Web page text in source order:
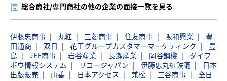
総合商社/専門商社の他の企業の面接一覧を見る
伊藤忠商事 丸紅 三菱商事 住友商事 阪和興業
豊
田通商
双日 花王グループカスタマーマーケティング
豊
島
JFE商事 岩谷産業 長瀬産業 岡谷鋼機
ダイワ
ボウ情報システム
リコージャパン 伊藤忠丸紅鉄鋼
日本
出版販売
山善 日本アクセス 兼松 三谷商事
全日